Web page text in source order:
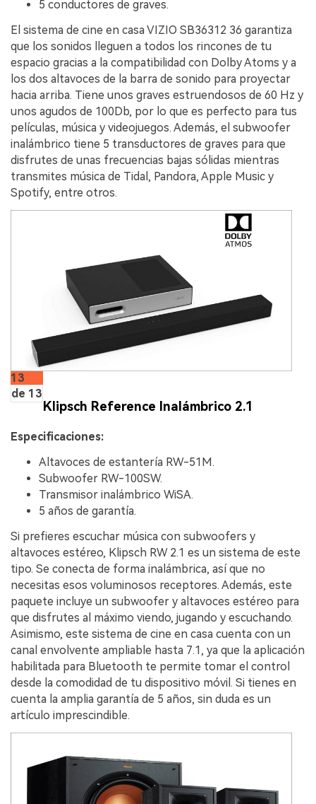
5 conductores de graves.
El sistema de cine en casa VIZIO SB36312 36 garantiza
que los sonidos lleguen a todos los rincones de tu
espacio gracias a la compatibilidad con Dolby Atoms y a
los dos altavoces de la barra de sonido para proyectar
hacia arriba. Tiene unos graves estruendosos de 60 Hz y
unos agudos de 100Db, por lo que es perfecto para tus
películas, música y videojuegos. Además, el subwoofer
inalámbrico tiene 5 transductores de graves para que
disfrutes de unas frecuencias bajas sólidas mientras
transmites música de Tidal, Pandora, Apple Music y
Spotify, entre otros.
13
de 13
Klipsch Reference Inalámbrico 2.1
Especificaciones:
Altavoces de estantería RW-51M.
Subwoofer RW-100SW.
Transmisor inalámbrico WiSA.
5 años de garantía.
Si prefieres escuchar música con subwoofers y
altavoces estéreo, Klipsch RW 2.1 es un sistema de este
tipo. Se conecta de forma inalámbrica, así que no
necesitas esos voluminosos receptores. Además, este
paquete incluye un subwoofer y altavoces estéreo para
que disfrutes al máximo viendo, jugando y escuchando.
Asimismo, este sistema de cine en casa cuenta con un
canal envolvente ampliable hasta 7.1, ya que la aplicación
habilitada para Bluetooth te permite tomar el control
desde la comodidad de tu dispositivo móvil. Si tienes en
cuenta la amplia garantía de 5 años, sin duda es un
artículo imprescindible.